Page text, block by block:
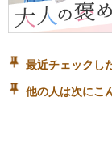
最近チェックし
他の人は次にこ